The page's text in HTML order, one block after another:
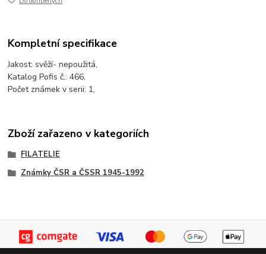
Kompletní specifikace
Jakost: svěží- nepoužitá,
Katalog Pofis č.: 466,
Počet známek v serii: 1,
Zboží zařazeno v kategoriích
FILATELIE
Známky ČSR a ČSSR 1945-1992